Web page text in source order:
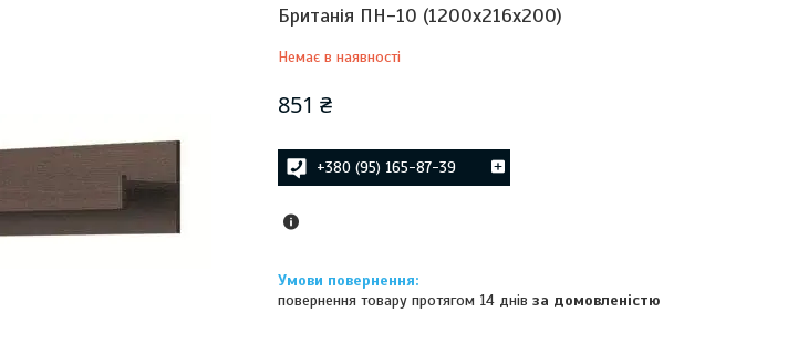
Британія ПН-10 (1200х216х200)
Немає в наявності
851 ₴
+380 (95) 165-87-39
повернення товару протягом 14 днівза домовленістю